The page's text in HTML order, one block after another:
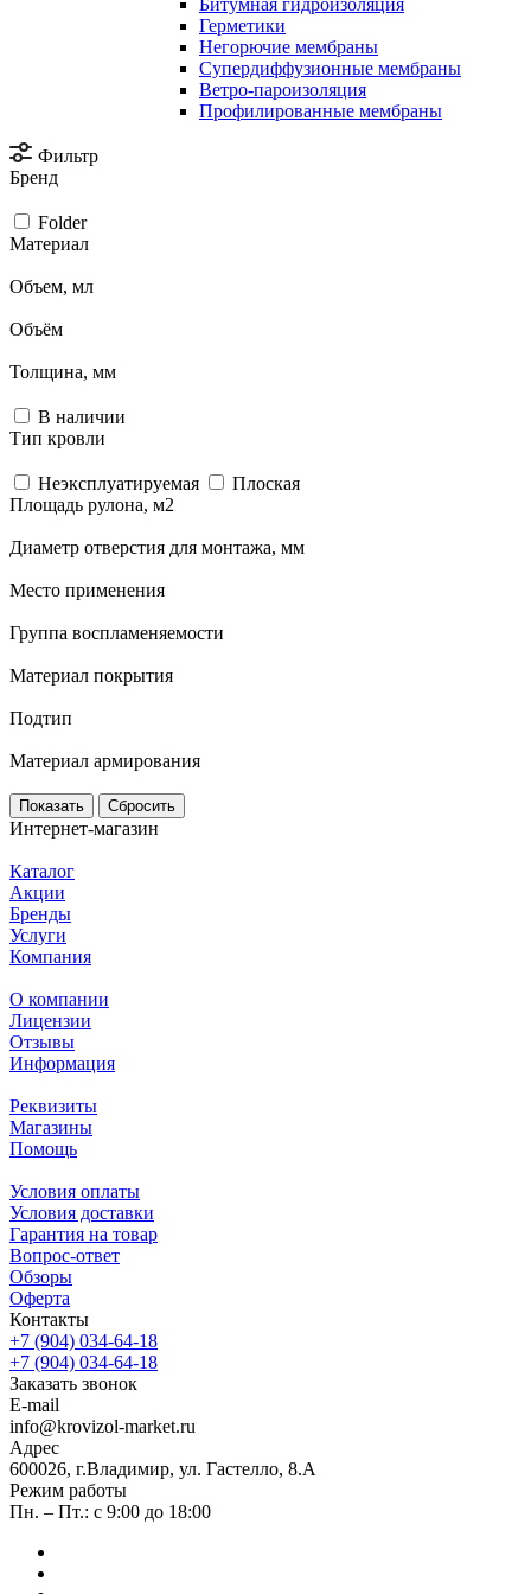
Герметики
Негорючие мембраны
Супердиффузионные мембраны
Ветро-пароизоляция
Профилированные мембраны
Фильтр
Бренд
Folder
Материал
Объем, мл
Объём
Толщина, мм
В наличии
Тип кровли
Неэксплуатируемая
Плоская
Площадь рулона, м2
Диаметр отверстия для монтажа, мм
Место применения
Группа воспламеняемости
Материал покрытия
Подтип
Материал армирования
Сбросить
Интернет-магазин
Каталог
Акции
Бренды
Услуги
Компания
О компании
Лицензии
Отзывы
Информация
Реквизиты
Магазины
Помощь
Условия оплаты
Условия доставки
Гарантия на товар
Вопрос-ответ
Обзоры
Оферта
Контакты
+7 (904) 034-64-18
+7 (904) 034-64-18
Заказать звонок
E-mail
info@krovizol-market.ru
Адрес
600026, г.Владимир, ул. Гастелло, 8.А
Режим работы
Пн. – Пт.: с 9:00 до 18:00